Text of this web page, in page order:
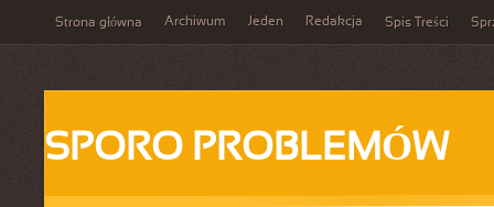
Strona główna Archiwum Jeden Redakcja Spis Treści
SPORO PROBLEMÓW